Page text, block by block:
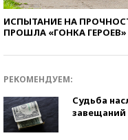
ИСПЫТАНИЕ НА
ПРОШЛА «ГОНКА ГЕРОЕВ»
РЕКОМЕНДУЕМ:
Судьба
завещаний